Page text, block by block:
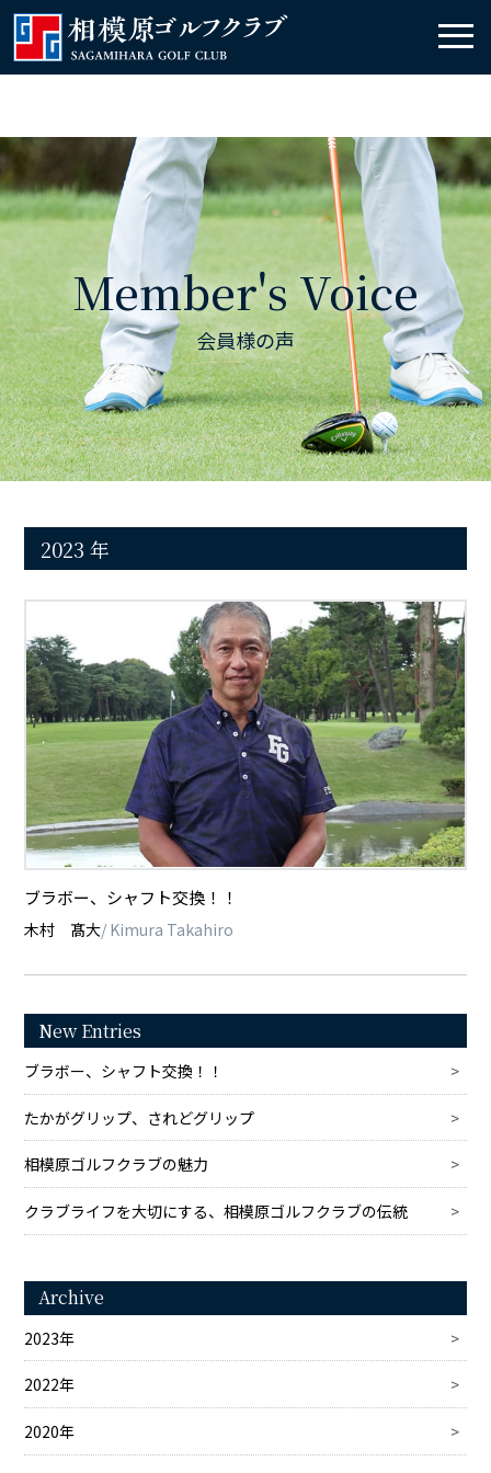
Member's Voice
会員様の声
2023 年
ブラボー、シャフト交換！！
木村 髙大/ Kimura Takahiro
New Entries
ブラボー、シャフト交換！！
たかがグリップ、されどグリップ
相模原ゴルフクラブの魅力
クラブライフを大切にする、相模原ゴルフクラブの伝統
Archive
2023年
2022年
2020年